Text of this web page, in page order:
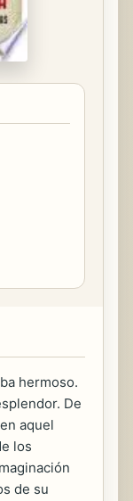
hermoso.
De
aquel
los
de su